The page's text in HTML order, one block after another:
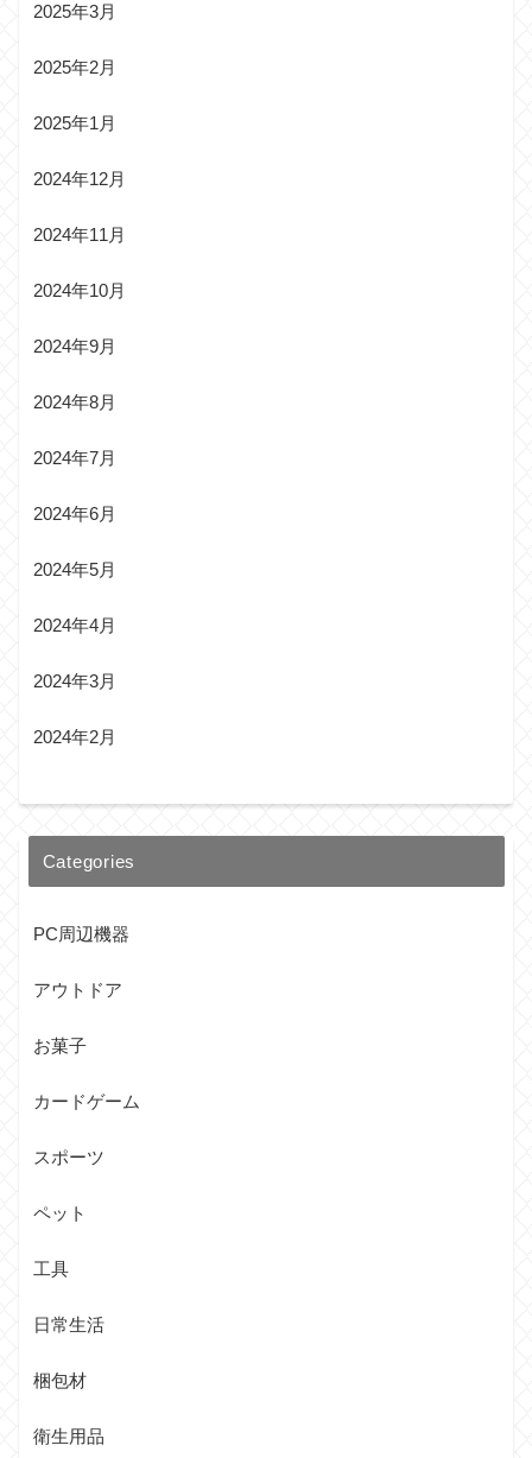
2025年3月
2025年2月
2025年1月
2024年12月
2024年11月
2024年10月
2024年9月
2024年8月
2024年7月
2024年6月
2024年5月
2024年4月
2024年3月
2024年2月
Categories
PC周辺機器
アウトドア
お菓子
カードゲーム
スポーツ
ペット
工具
日常生活
梱包材
衛生用品